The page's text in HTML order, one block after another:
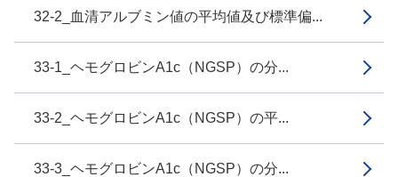
32-2_血清アルブミン値の平均値及び標準偏...
33-1_ヘモグロビンA1c（NGSP）の分...
33-2_ヘモグロビンA1c（NGSP）の平...
33-3_ヘモグロビンA1c（NGSP）の分...